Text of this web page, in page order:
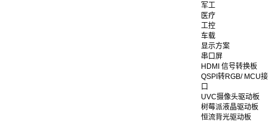
军工
医疗
工控
车载
显示方案
串口屏
HDMI 信号转换板
QSPI转RGB/ MCU接
口
UVC摄像头驱动板
树莓派液晶驱动板
恒流背光驱动板